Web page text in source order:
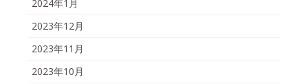
2024年1月
2023年12月
2023年11月
2023年10月